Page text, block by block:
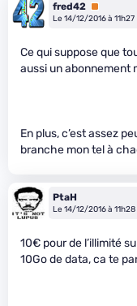
fred42 Premium
Le 14/12/2016 à 11h27
Ce qui suppose que
aussi un abonnement
En plus, c’est assez
branche mon tel à
PtaH
Le 14/12/2016 à 11h28
10€ pour de l’illimité
10Go de data, ca te